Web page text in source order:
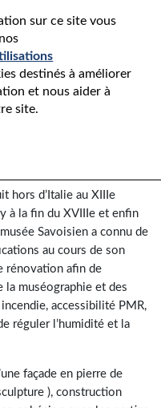
sur ce site vous
destinés à améliorer
et nous aider à
site.MUSÉE
hors d’Italie au XIIIe
à la fin du XVIIIe et enfin
Savoisien a connu de
au cours de son
rénovation afin de
la muséographie et des
accessibilité PMR,
réguler l’humidité et la
façade en pierre de
), construction